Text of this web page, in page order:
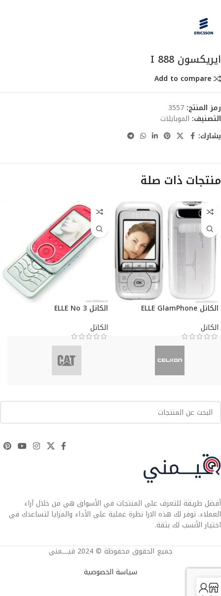
ايريكسون I 888
Add to compare
رمز المنتج: 3557
التصنيف: الموبايلات
يشارك:
منتجات ذات صلة
الكاتل ELLE GlamPhone
الكاتل
الكاتل ELLE No 3
الكاتل
أفضل طريقة للتعرف على المنتجات في الأسواق هي من خلال آراء
العملاء. توفر لك هذه الارا نظرة عملية على الأداء والمزايا لتساعدك في
اختيار الأنسب لك بثقة.
جميع الحقوق محفوظة © 2024 قيــــمني
سياسة الخصوصية